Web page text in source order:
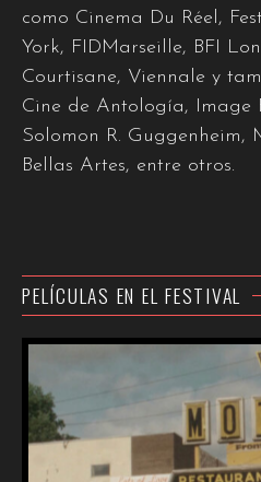
como Cinema Du Réel,
York, FIDMarseille, BFI
Courtisane, Viennale y
Cine de Antología, Image
Solomon R. Guggenheim,
Bellas Artes, entre otros.
PELÍCULAS EN EL FESTIVAL